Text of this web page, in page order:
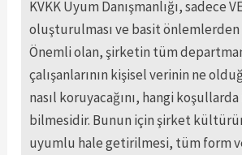
KVKK Uyum Danışmanlığı, sadece
oluşturulması ve basit
Önemli olan, şirketin tüm
çalışanlarının kişisel verinin ne
nasıl koruyacağını, hangi
bilmesidir. Bunun için şirket
uyumlu hale getirilmesi, tüm form